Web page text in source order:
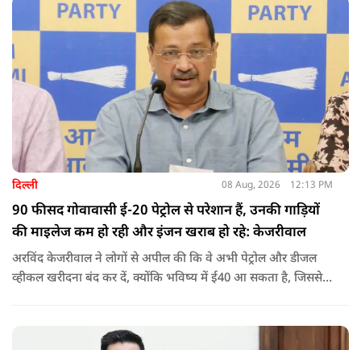
करवाईं और अब वह कुत्ते की तरह दिखने, चलने और रहने की कोशिश
करता है.
दिल्ली 08 Aug, 2026 12:13 PM
90 फीसद गोवावासी ई-20 पेट्रोल से परेशान हैं, उनकी गाड़ियों
की माइलेज कम हो रही और इंजन खराब हो रहे: केजरीवाल
अरविंद केजरीवाल ने लोगों से अपील की कि वे अभी पेट्रोल और डीजल
व्हीकल खरीदना बंद कर दें, क्योंकि भविष्य में ई40 आ सकता है, जिससे